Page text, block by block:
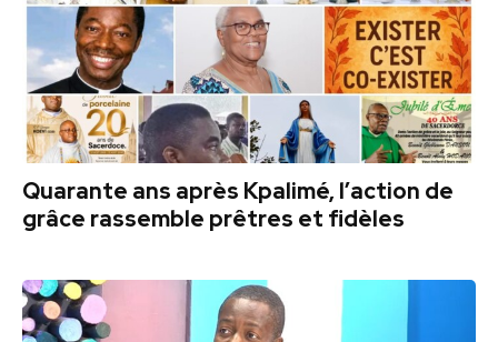
Quarante ans après Kpalimé, l’action de
grâce rassemble prêtres et fidèles